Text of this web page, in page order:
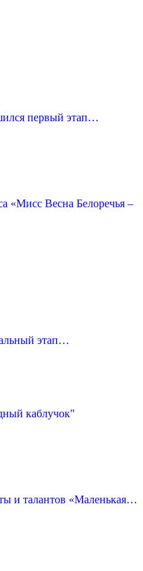
первый этап…
«Мисс Весна Белоречья –
этап…
каблучок"
и талантов «Маленькая…